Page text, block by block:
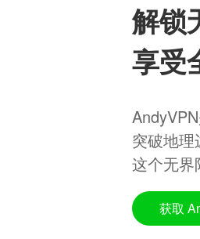
解锁
享受
突破地
这个无界
获取